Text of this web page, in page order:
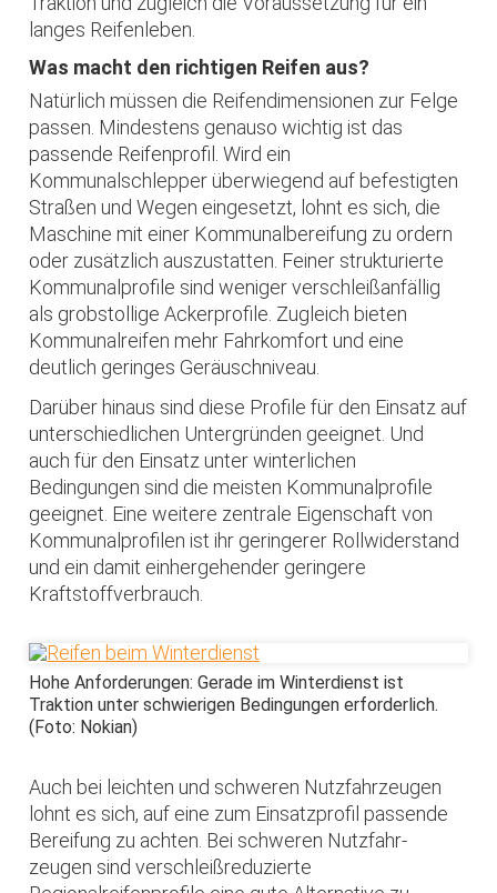
langes Reifenleben.
Was macht den richtigen Reifen aus?
Natürlich müssen die Reifendimensionen zur Felge
passen. Mindestens genauso wichtig ist das
passende Reifenprofil. Wird ein
Kommunalschlepper überwiegend auf befestigten
Straßen und Wegen eingesetzt, lohnt es sich, die
Maschine mit einer Kommunalbereifung zu ordern
oder zusätzlich auszustatten. Feiner strukturierte
Kommunalprofile sind weniger verschleißanfällig
als grobstollige Ackerprofile. Zugleich bieten
Kommunalreifen mehr Fahrkomfort und eine
deutlich geringes Geräuschniveau.
Darüber hinaus sind diese Profile für den Einsatz auf
unterschiedlichen Untergründen geeignet. Und
auch für den Einsatz unter winterlichen
Bedingungen sind die meisten Kommunalprofile
geeignet. Eine weitere zentrale Eigenschaft von
Kommunalprofilen ist ihr geringerer Rollwiderstand
und ein damit einhergehender geringere
Kraftstoffverbrauch.
Hohe Anforderungen: Gerade im Winterdienst ist
Traktion unter schwierigen Bedingungen erforderlich.
(Foto: Nokian)
Auch bei leichten und schweren Nutzfahrzeugen
lohnt es sich, auf eine zum Einsatzprofil passende
Bereifung zu achten. Bei schweren Nutzfahr-
zeugen sind verschleißreduzierte